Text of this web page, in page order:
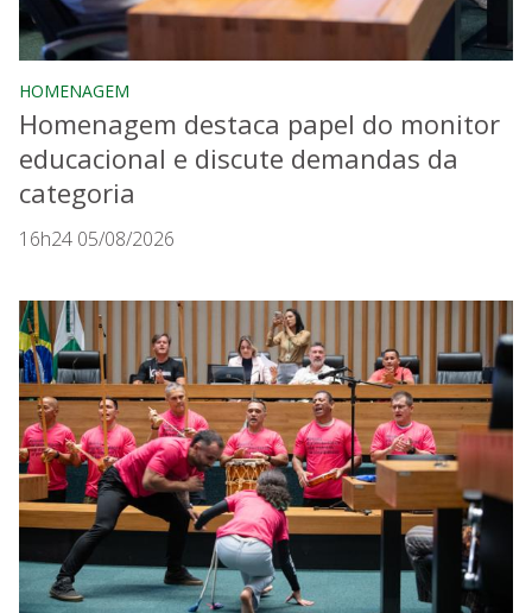
HOMENAGEM
Homenagem destaca papel do monitor
educacional e discute demandas da
categoria
16h24 05/08/2026